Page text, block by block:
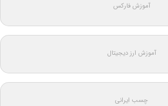
آموزش فارکس
آموزش ارز دیجیتال
چسب ایرانی